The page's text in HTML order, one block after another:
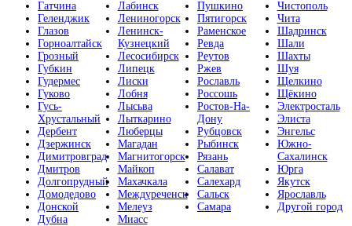
Гатчина
Геленджик
Глазов
Горноалтайск
Грозный
Губкин
Гудермес
Гуково
Гусь-
Хрустальный
Дербент
Дзержинск
Димитровград
Дмитров
Долгопрудный
Домодедово
Донской
Дубна
Лабинск
Лениногорск
Ленинск-
Кузнецкий
Лесосибирск
Липецк
Лиски
Лобня
Лысьва
Лыткарино
Люберцы
Магадан
Магнитогорск
Майкоп
Махачкала
Междуреченск
Мелеуз
Миасс
Пушкино
Пятигорск
Раменское
Ревда
Реутов
Ржев
Рославль
Россошь
Ростов-На-
Дону
Рубцовск
Рыбинск
Рязань
Салават
Салехард
Сальск
Самара
Чистополь
Чита
Шадринск
Шали
Шахты
Шуя
Щелкино
Щёкино
Электросталь
Элиста
Энгельс
Южно-
Сахалинск
Юрга
Якутск
Ярославль
Другой город